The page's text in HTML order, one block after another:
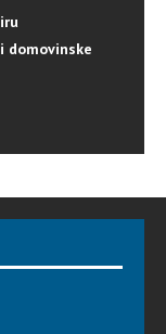
domovinske